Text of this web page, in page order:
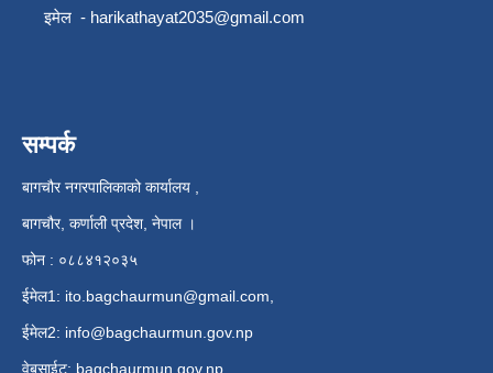
इमेल - harikathayat2035@gmail.com
सम्पर्क
बागचौर नगरपालिकाको कार्यालय ,
बागचौर, कर्णाली प्रदेश, नेपाल ।
फोन : ०८८४१२०३५
ईमेल1: ito.bagchaurmun@gmail.com,
ईमेल2: info@bagchaurmun.gov.np
वे‍बसाईट: bagchaurmun.gov.np